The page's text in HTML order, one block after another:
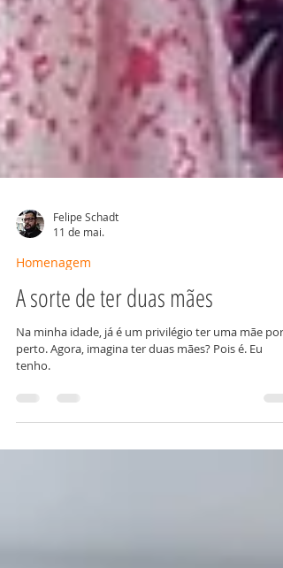
11 de mai.
Homenagem
A sorte de ter duas mães
Na minha idade, já é um privilégio ter uma mãe por
tenho.